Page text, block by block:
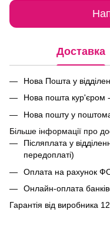
Доставка
Нова Пошта у
Нова пошта кур'єром
Нова пошту у
Більше інформації про
Післяплата у
передоплаті)
Оплата на рахунок
Онлайн-оплата
Гарантія від виробника 12